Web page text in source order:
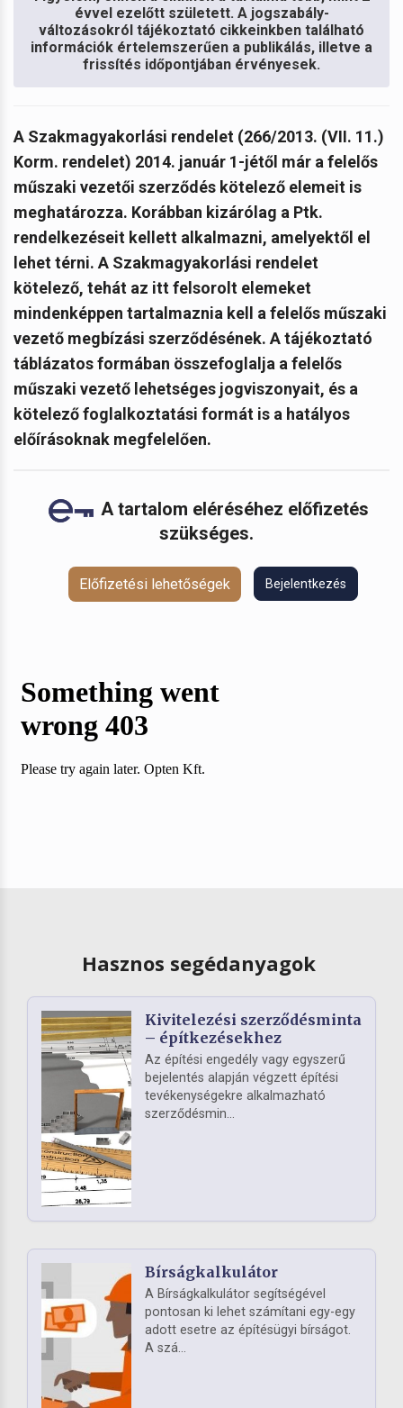
évvel ezelőtt született. A jogszabály-
változásokról tájékoztató cikkeinkben található
információk értelemszerűen a publikálás, illetve a
frissítés időpontjában érvényesek.
A Szakmagyakorlási rendelet (266/2013. (VII. 11.)
Korm. rendelet) 2014. január 1-jétől már a felelős
műszaki vezetői szerződés kötelező elemeit is
meghatározza. Korábban kizárólag a Ptk.
rendelkezéseit kellett alkalmazni, amelyektől el
lehet térni. A Szakmagyakorlási rendelet
kötelező, tehát az itt felsorolt elemeket
mindenképpen tartalmaznia kell a felelős műszaki
vezető megbízási szerződésének. A tájékoztató
táblázatos formában összefoglalja a felelős
műszaki vezető lehetséges jogviszonyait, és a
kötelező foglalkoztatási formát is a hatályos
előírásoknak megfelelően.
A tartalom eléréséhez előfizetés
szükséges.
Előfizetési lehetőségek Bejelentkezés
Hasznos segédanyagok
Kivitelezési szerződésminta
– építkezésekhez
Az építési engedély vagy egyszerű
bejelentés alapján végzett építési
tevékenységekre alkalmazható
szerződésmin...
Bírságkalkulátor
A Bírságkalkulátor segítségével
pontosan ki lehet számítani egy-egy
adott esetre az építésügyi bírságot.
A szá...